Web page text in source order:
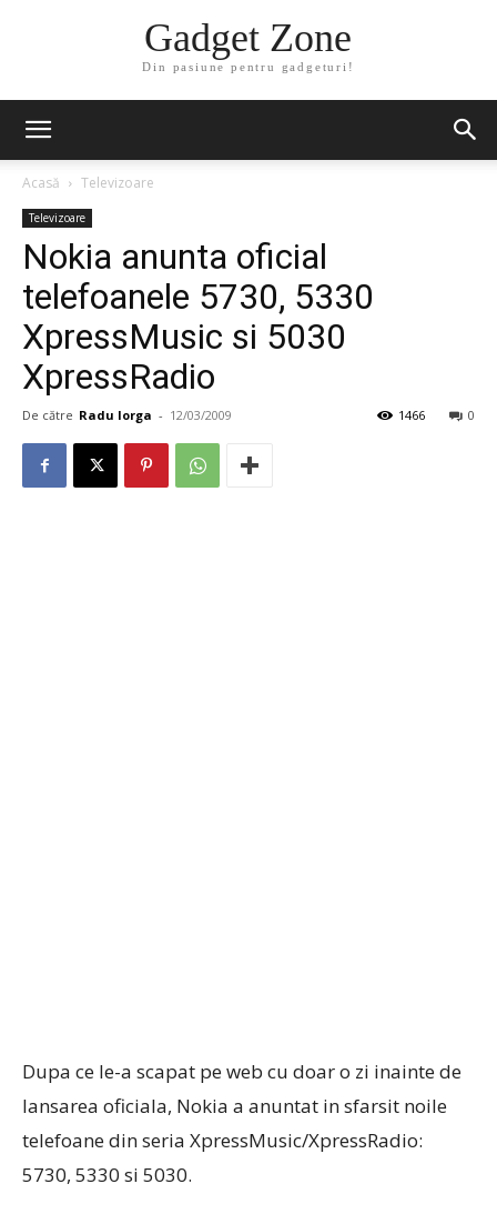
Gadget Zone
Din pasiune pentru gadgeturi!
Acasă Televizoare
Televizoare
Nokia anunta oficial
telefoanele 5730, 5330
XpressMusic si 5030
XpressRadio
De către Radu Iorga - 12/03/2009 0
1466
Dupa ce le-a scapat pe web cu doar o zi inainte de
lansarea oficiala, Nokia a anuntat in sfarsit noile
telefoane din seria XpressMusic/XpressRadio:
5730, 5330 si 5030.